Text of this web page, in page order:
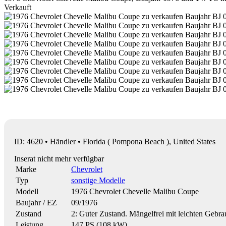
Verkauft
ID: 4620 • Händler • Florida ( Pompona Beach ), United States
Inserat nicht mehr verfügbar
Marke
Chevrolet
Typ
sonstige Modelle
Modell
1976 Chevrolet Chevelle Malibu Coupe
Baujahr / EZ
09/1976
Zustand
2: Guter Zustand. Mängelfrei mit leichten